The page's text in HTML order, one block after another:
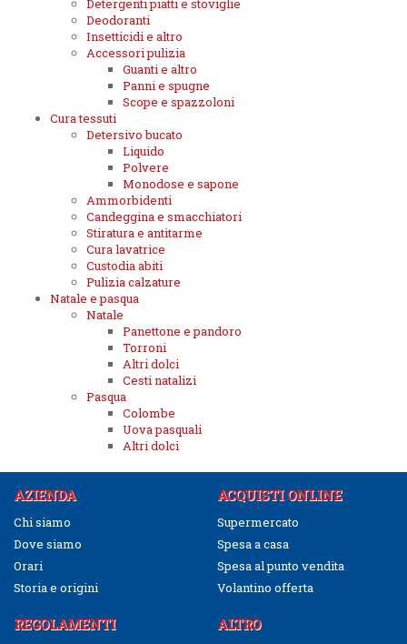
Detergenti piatti e stoviglie
Deodoranti
Insetticidi e altro
Accessori pulizia
Guanti e altro
Panni e spugne
Scope e spazzoloni
Cura tessuti
Detersivo bucato
Liquido
Polvere
Monodose e sapone
Ammorbidenti
Candeggina e smacchiatori
Stiratura e antitarme
Cura lavatrice
Custodia abiti
Pulizia calzature
Natale e pasqua
Natale
Panettone e pandoro
Torroni
Altri dolci
Cesti natalizi
Pasqua
Colombe
Uova pasquali
Altri dolci
AZIENDA
Chi siamo
Dove siamo
Orari
Storia e origini
ACQUISTI ONLINE
Supermercato
Spesa a casa
Spesa al punto vendita
Volantino offerta
REGOLAMENTI ALTRO